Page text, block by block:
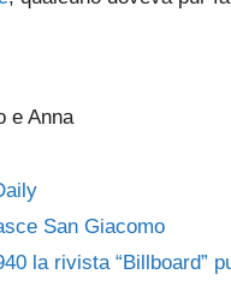
e Anna
San Giacomo
la rivista “Billboard”